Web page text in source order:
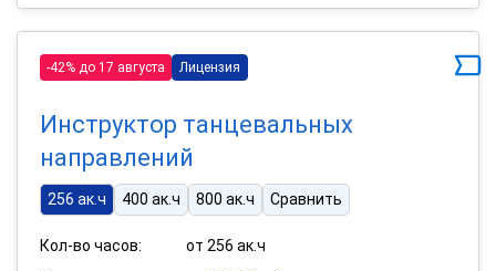
-42% до 17 августа Лицензия
Инструктор танцевальных
направлений
256 ак.ч 400 ак.ч 800 ак.ч Сравнить
Кол-во часов:
от 256 ак.ч